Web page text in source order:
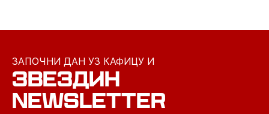
ЗАПОЧНИ ДАН УЗ КАФИЦУ И
ЗВЕЗДИН
NEWSLETTER